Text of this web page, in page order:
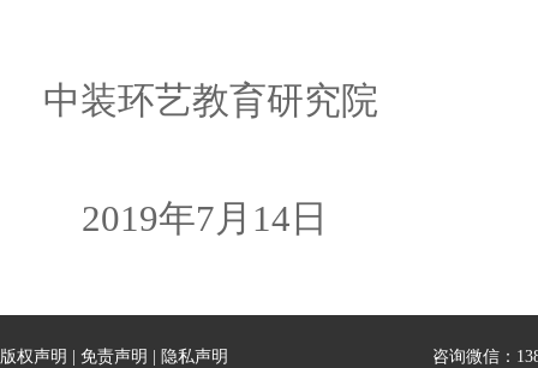
中装环艺教育研究院
2019年7月14日
版权声明 免责声明
隐私声明
咨询微信：